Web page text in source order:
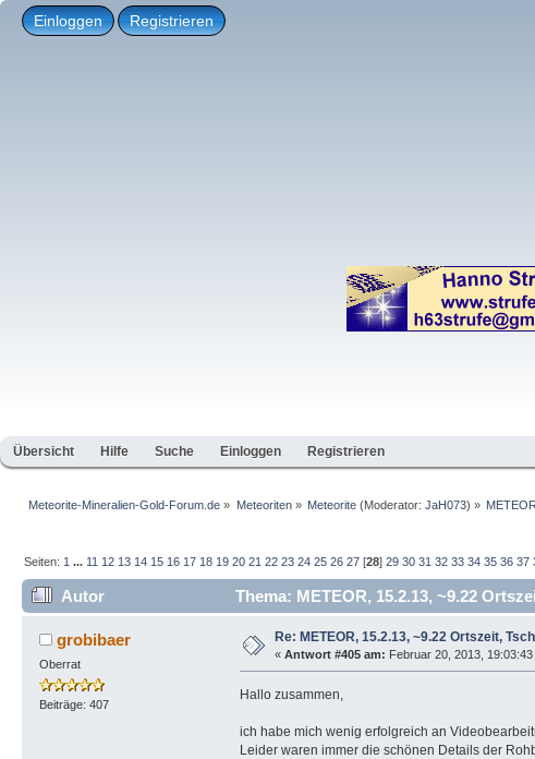
Einloggen Registrieren
Übersicht Hilfe Suche Einloggen Registrieren
Meteorite-Mineralien-Gold-Forum.de » Meteoriten» Meteorite(Moderator: JaH073) »
Seiten: 1 ... 11 12 13 14 15 16 17 18 19 20 21 22 23 24 25 26 27 [28]29 30 31 32 33 34 35 36 37
Autor Thema: METEOR, 15.2.13, ~9.22
grobibaer
Oberrat
Beiträge: 407
Re: METEOR, 15.2.13, ~9.22 Ortszeit,
« Antwort #405 am: Februar 20, 2013,
Hallo zusammen,
ich habe mich wenig erfolgreich an
Leider waren immer die schönen Details der